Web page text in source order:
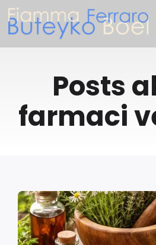
Posts
farmaci